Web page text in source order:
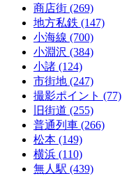
商店街 (269)
地方私鉄 (147)
小海線 (700)
小淵沢 (384)
小諸 (124)
市街地 (247)
撮影ポイント (77)
旧街道 (255)
普通列車 (266)
松本 (149)
横浜 (110)
無人駅 (439)